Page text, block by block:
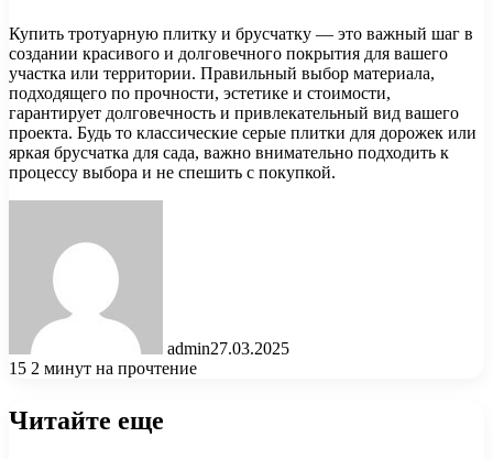
Купить тротуарную плитку и брусчатку — это важный шаг в
создании красивого и долговечного покрытия для вашего
участка или территории. Правильный выбор материала,
подходящего по прочности, эстетике и стоимости,
гарантирует долговечность и привлекательный вид вашего
проекта. Будь то классические серые плитки для дорожек или
яркая брусчатка для сада, важно внимательно подходить к
процессу выбора и не спешить с покупкой.
admin27.03.2025
15 2 минут на прочтение
Читайте еще